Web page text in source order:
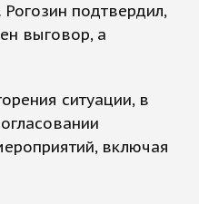
подтвердил,
выговор, а
ситуации, в
включая